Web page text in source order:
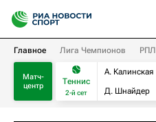
Главное Лига Чемпионов РПЛ
Матч-
центр
Теннис
2-й сет
А. Калинская
Д. Шнайдер